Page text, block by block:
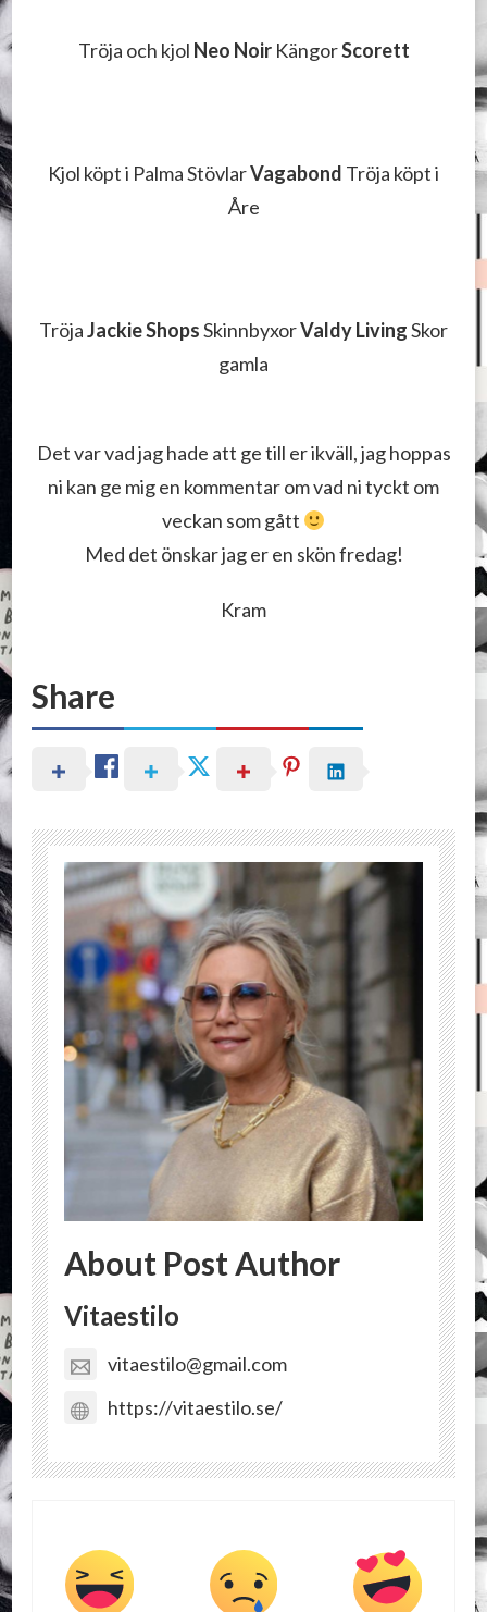
Tröja och kjol Neo NoirKängorScorett
Kjol köpt i Palma StövlarVagabond Tröja köpt i
Åre
TröjaJackie ShopsSkinnbyxorValdy LivingSkor
gamla
Det var vad jag hade att ge till er ikväll, jag hoppas
ni kan ge mig en kommentar om vad ni tyckt om
veckan som gått
Med det önskar jag er en skön fredag!
Kram
Share
About Post Author
Vitaestilo
vitaestilo@gmail.com
https://vitaestilo.se/